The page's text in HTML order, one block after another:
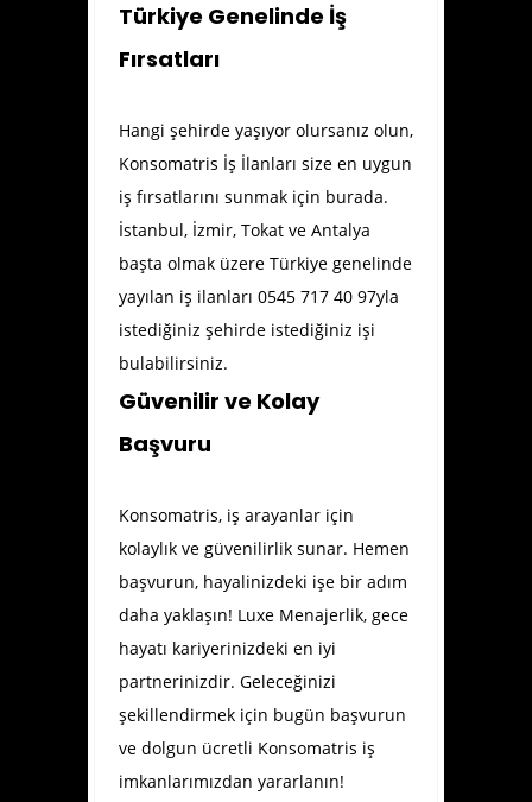
Türkiye Genelinde İş
Fırsatları
Hangi şehirde yaşıyor olursanız olun,
Konsomatris İş İlanları size en uygun
iş fırsatlarını sunmak için burada.
İstanbul, İzmir, Tokat ve Antalya
başta olmak üzere Türkiye genelinde
yayılan iş ilanları 0545 717 40 97yla
istediğiniz şehirde istediğiniz işi
bulabilirsiniz.
Güvenilir ve Kolay
Başvuru
Konsomatris, iş arayanlar için
kolaylık ve güvenilirlik sunar. Hemen
başvurun, hayalinizdeki işe bir adım
daha yaklaşın! Luxe Menajerlik, gece
hayatı kariyerinizdeki en iyi
partnerinizdir. Geleceğinizi
şekillendirmek için bugün başvurun
ve dolgun ücretli Konsomatris iş
imkanlarımızdan yararlanın!